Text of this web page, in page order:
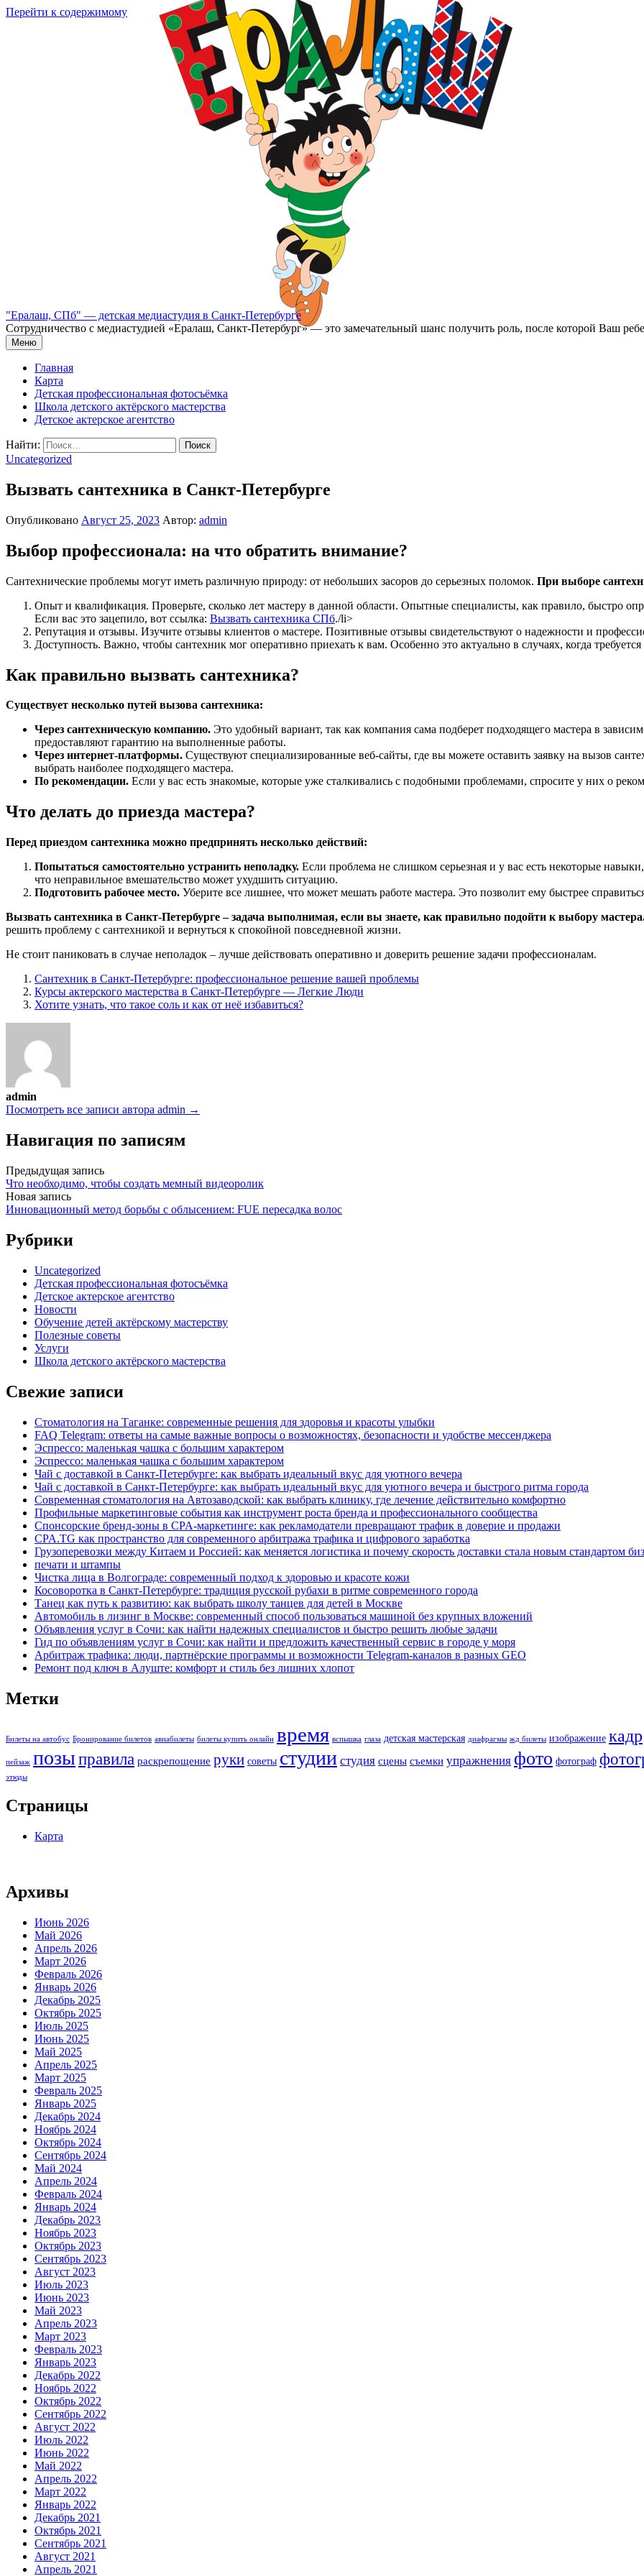
Перейти к содержимому
"Ералаш, СПб" — детская медиастудия в Санкт-Петербурге
Сотрудничество с медиастудией «Epaлаш, Санкт-Петербург» — это замечательный шанс получить роль, после которой Ваш
Меню
Главная
Карта
Детская профессиональная фотосъёмка
Школа детского актёрского мастерства
Детское актерское агентство
Найти:
Uncategorized
Вызвать сантехника в Санкт-Петербурге
Опубликовано Август 25, 2023 Автор: admin
Выбор профессионала: на что обратить внимание?
Сантехнические проблемы могут иметь различную природу: от небольших засоров до серьезных поломок. При выборе
Опыт и квалификация. Проверьте, сколько лет мастеру в данной области. Опытные специалисты, как правило, быстро
Если вас это зацепило, вот ссылка: Вызвать сантехника СПб./li>
Репутация и отзывы. Изучите отзывы клиентов о мастере. Позитивные отзывы свидетельствуют о надежности и
Доступность. Важно, чтобы сантехник мог оперативно приехать к вам. Особенно это актуально в случаях, когда
Как правильно вызвать сантехника?
Существует несколько путей вызова сантехника:
Через сантехническую компанию. Это удобный вариант, так как компания сама подберет подходящего мастера в
предоставляют гарантию на выполненные работы.
Через интернет-платформы. Существуют специализированные веб-сайты, где вы можете оставить заявку на вызов
выбрать наиболее подходящего мастера.
По рекомендации. Если у вас есть знакомые, которые уже сталкивались с подобными проблемами, спросите у них о
Что делать до приезда мастера?
Перед приездом сантехника можно предпринять несколько действий:
Попытаться самостоятельно устранить неполадку. Если проблема не слишком серьезная и у вас есть некоторые
что неправильное вмешательство может ухудшить ситуацию.
Подготовить рабочее место. Уберите все лишнее, что может мешать работе мастера. Это позволит ему быстрее
Вызвать сантехника в Санкт-Петербурге – задача выполнимая, если вы знаете, как правильно подойти к выбору
решить проблему с сантехникой и вернуться к спокойной повседневной жизни.
Не стоит паниковать в случае неполадок – лучше действовать оперативно и доверить решение задачи профессионалам.
Сантехник в Санкт-Петербурге: профессиональное решение вашей проблемы
Курсы актерского мастерства в Санкт-Петербурге — Легкие Люди
Хотите узнать, что такое соль и как от неё избавиться?
admin
Посмотреть все записи автора admin →
Навигация по записям
Предыдущая запись
Что необходимо, чтобы создать мемный видеоролик
Новая запись
Инновационный метод борьбы с облысением: FUE пересадка волос
Рубрики
Uncategorized
Детская профессиональная фотосъёмка
Детское актерское агентство
Новости
Обучение детей актёрскому мастерству
Полезные советы
Услуги
Школа детского актёрского мастерства
Свежие записи
Стоматология на Таганке: современные решения для здоровья и красоты улыбки
FAQ Telegram: ответы на самые важные вопросы о возможностях, безопасности и удобстве мессенджера
Эспрессо: маленькая чашка с большим характером
Эспрессо: маленькая чашка с большим характером
Чай с доставкой в Санкт-Петербурге: как выбрать идеальный вкус для уютного вечера
Чай с доставкой в Санкт-Петербурге: как выбрать идеальный вкус для уютного вечера и быстрого ритма города
Современная стоматология на Автозаводской: как выбрать клинику, где лечение действительно комфортно
Профильные маркетинговые события как инструмент роста бренда и профессионального сообщества
Спонсорские бренд-зоны в CPA-маркетинге: как рекламодатели превращают трафик в доверие и продажи
CPA.TG как пространство для современного арбитража трафика и цифрового заработка
Грузоперевозки между Китаем и Россией: как меняется логистика и почему скорость доставки стала новым стандартом
печати и штампы
Чистка лица в Волгограде: современный подход к здоровью и красоте кожи
Косоворотка в Санкт-Петербурге: традиция русской рубахи в ритме современного города
Танец как путь к развитию: как выбрать школу танцев для детей в Москве
Автомобиль в лизинг в Москве: современный способ пользоваться машиной без крупных вложений
Объявления услуг в Сочи: как найти надежных специалистов и быстро решить любые задачи
Гид по объявлениям услуг в Сочи: как найти и предложить качественный сервис в городе у моря
Арбитраж трафика: люди, партнёрские программы и возможности Telegram-каналов в разных GEO
Ремонт под ключ в Алуште: комфорт и стиль без лишних хлопот
Метки
Билеты на автобус Бронирование билетов авиабилеты билеты купить онлайн время вспышка глаза детская мастерская диафрагмы жд билеты изображение кадр
пейзаж позыправила раскрепощение руки советы студии студия сцены съемки упражнения фото фотограф
этюды
Страницы
Карта
Архивы
Июнь 2026
Май 2026
Апрель 2026
Март 2026
Февраль 2026
Январь 2026
Декабрь 2025
Октябрь 2025
Июль 2025
Июнь 2025
Май 2025
Апрель 2025
Март 2025
Февраль 2025
Январь 2025
Декабрь 2024
Ноябрь 2024
Октябрь 2024
Сентябрь 2024
Май 2024
Апрель 2024
Февраль 2024
Январь 2024
Декабрь 2023
Ноябрь 2023
Октябрь 2023
Сентябрь 2023
Август 2023
Июль 2023
Июнь 2023
Май 2023
Апрель 2023
Март 2023
Февраль 2023
Январь 2023
Декабрь 2022
Ноябрь 2022
Октябрь 2022
Сентябрь 2022
Август 2022
Июль 2022
Июнь 2022
Май 2022
Апрель 2022
Март 2022
Январь 2022
Декабрь 2021
Октябрь 2021
Сентябрь 2021
Август 2021
Апрель 2021